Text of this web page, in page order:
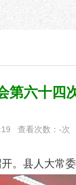
第六十四
查看次数： -次
。 县人大常